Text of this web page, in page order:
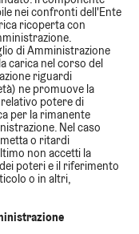
nei confronti dell'Ente
ricoperta con
di Amministrazione
carica nel corso del
riguardi
ne promuove la
potere di
per la rimanente
Nel caso
o ritardi
non accetti la
poteri e il riferimento
o in altri,